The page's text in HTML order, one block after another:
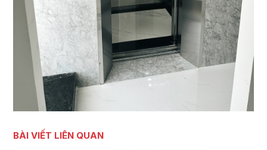
BÀI VIẾT LIÊN QUAN